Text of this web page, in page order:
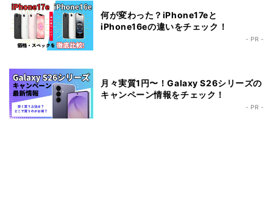
何が変わった？iPhone17eと
iPhone16eの違いをチェック！
- PR -
月々実質1円〜！Galaxy S26シリーズの
キャンペーン情報をチェック！
- PR -